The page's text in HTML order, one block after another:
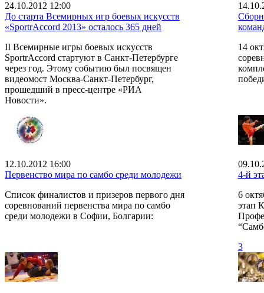
24.10.2012 12:00
До старта Всемирных игр боевых искусств
«SportrAccord 2013» осталось 365 дней
II Всемирные игры боевых искусств
SportrAccord стартуют в Санкт-Петербурге
через год. Этому событию был посвящен
видеомост Москва-Санкт-Петербург,
прошедший в пресс-центре «РИА
Новости».
14
12.10.2012 16:00
Первенство мира по самбо среди молодежи
Список финалистов и призеров первого дня
соревнований первенства мира по самбо
среди молодежи в Софии, Болгарии:
4-й
6
этап
3